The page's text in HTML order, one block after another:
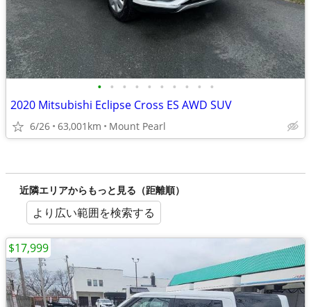
• • • • • • • • • •
2020 Mitsubishi Eclipse Cross ES AWD SUV
6/26 63,001km Mount Pearl
近隣エリアからもっと見る（距離順）
より広い範囲を検索する
$17,999